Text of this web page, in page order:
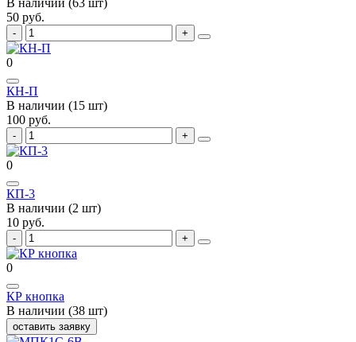
В наличии (63 шт)
50 руб.
0
КН-П
В наличии (15 шт)
100 руб.
0
КП-3
В наличии (2 шт)
10 руб.
0
КР кнопка
В наличии (38 шт)
оставить заявку